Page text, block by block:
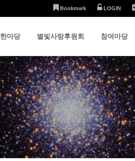
Bookmark LOGIN
마당 별빛사랑후원회 참여마당